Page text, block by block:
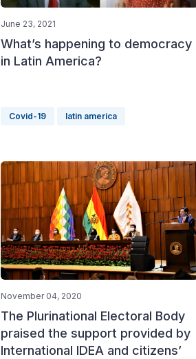
June 23, 2021
What’s happening to democracy
in Latin America?
Covid-19 latin america
November 04, 2020
The Plurinational Electoral Body
praised the support provided by
International IDEA and citizens’